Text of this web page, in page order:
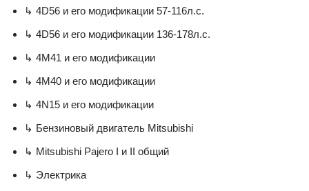
↳ 4D56 и его модификации 57-116л.с.
↳ 4D56 и его модификации 136-178л.с.
↳ 4М41 и его модификации
↳ 4М40 и его модификации
↳ 4N15 и его модификации
↳ Бензиновый двигатель Mitsubishi
↳ Mitsubishi Pajero I и II общий
↳ Электрика